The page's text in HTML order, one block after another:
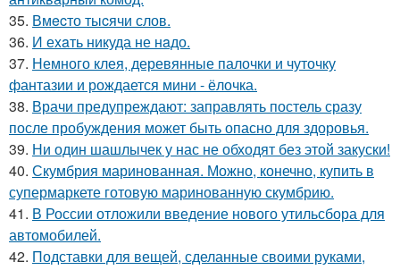
35. Вмecто тыcячи слов.
36. И еxaть никуда не нaдо.
37. Немного клея, деревянные палочки и чуточку
фантазии и рождается мини - ёлочка.
38. Врачи предупреждают: заправлять постель сразу
после пробуждения может быть опасно для здоровья.
39. Ни один шашлычек у нас не обходят без этой закуски!
40. Скумбрия маринованная. Можно, конечно, купить в
супермаркете готовую маринованную скумбрию.
41. В России отложили введение нового утильсбора для
автомобилей.
42. Подставки для вещей, сделанные своими руками,